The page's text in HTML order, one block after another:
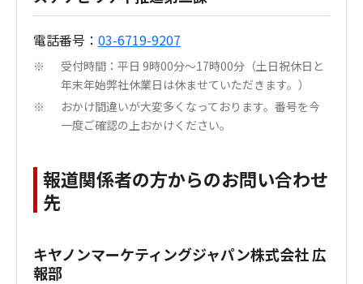
電話番号： 03-6719-9207
※
受付時間：平日 9時00分～17時00分（土日祝休日と
年末年始弊社休業日は休ませていただきます。）
※
おかけ間違いが大変多くなっております。番号を今
一度ご確認の上おかけください。
報道関係者の方からのお問い合わせ
先
キヤノンマーケティングジャパン株式会社 広
報部